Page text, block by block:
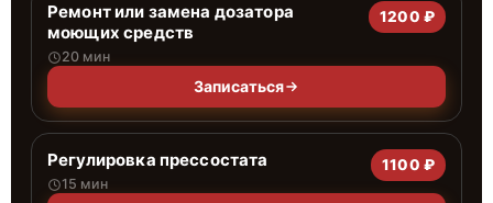
Ремонт или замена дозатора
моющих средств
20 мин
1200 ₽
Записаться
Регулировка прессостата
15 мин
1100 ₽